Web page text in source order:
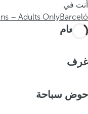
أنت في
Barceló
– Adults Only
الطعام
غرف
حوض سباحة